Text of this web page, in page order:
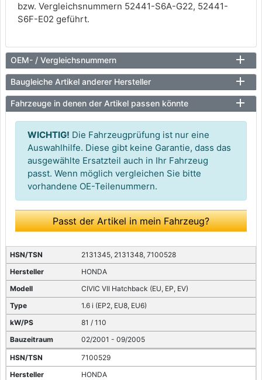
bzw. Vergleichsnummern 52441-S6A-G22, 52441-
S6F-E02 geführt.
OEM- / Vergleichsnummern
Baugleiche Artikel anderer Hersteller
Fahrzeuge in denen der Artikel passen könnte
WICHTIG! Die Fahrzeugprüfung ist nur eine
Auswahlhilfe. Diese gibt keine Garantie, dass das
ausgewählte Ersatzteil auch in Ihr Fahrzeug
passt. Wenn möglich vergleichen Sie bitte
vorhandene OE-Teilenummern.
Passt der Artikel in mein Fahrzeug?
2131345, 2131348, 7100528
HONDA
CIVIC VII Hatchback (EU, EP, EV)
1.6 i (EP2, EU8, EU6)
81 / 110
02/2001 - 09/2005
7100529
HONDA